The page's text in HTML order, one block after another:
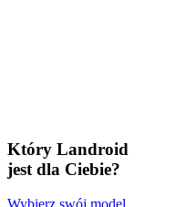
Który Landroid
jest dla Ciebie?